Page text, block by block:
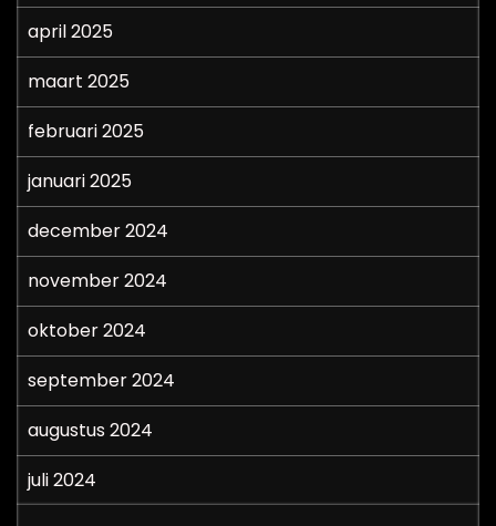
april 2025
maart 2025
februari 2025
januari 2025
december 2024
november 2024
oktober 2024
september 2024
augustus 2024
juli 2024